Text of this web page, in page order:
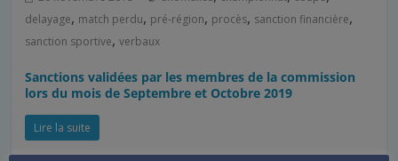
delayage, match perdu, pré-région, procès, sanction financière,
sanction sportive,verbaux
Sanctions validées par les membres de la commission
lors du mois de Septembre et Octobre 2019
Lire la suite